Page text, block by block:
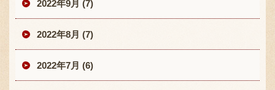
2022年9月 (7)
2022年8月 (7)
2022年7月 (6)